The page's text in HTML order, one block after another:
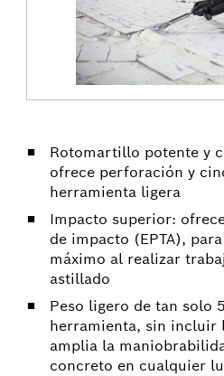
Rotomartillo potente y
ofrece perforación y
herramienta ligera
Impacto superior:
de impacto (EPTA),
máximo al realizar
astillado
Peso ligero de tan solo
herramienta, sin incluir
amplia la
concreto en cualquier